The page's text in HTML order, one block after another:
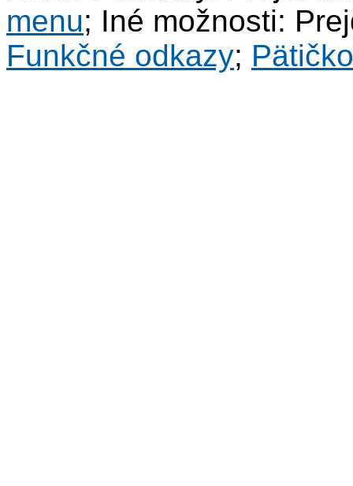
menu; Iné možnosti:
Funkčné odkazy;